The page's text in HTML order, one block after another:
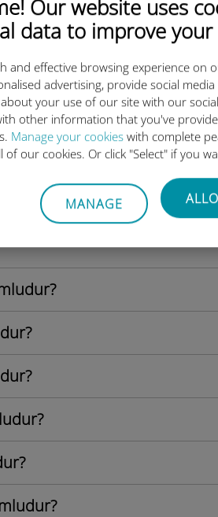
Our website uses
data to improve
and effective browsing experience on
advertising, provide social
your use of our site with our
other information that you've
Manage your cookies with complete
of our cookies. Or click "Select" if you
MANAGE
kullanmaya devam edebilir